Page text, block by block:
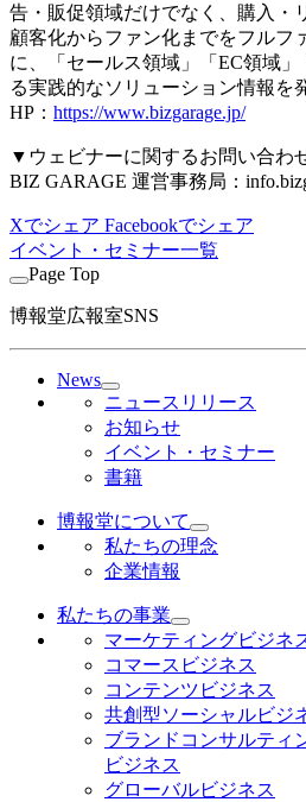
告・販促領域だけでなく、購入・
顧客化からファン化までをフルフ
に、「セールス領域」「EC領域
る実践的なソリューション情報を
HP： https://www.bizgarage.jp/
▼ウェビナーに関するお問い合わ
BIZ GARAGE 運営事務局：
Xでシェア Facebookでシェア
イベント・セミナー一覧
Page Top
博報堂広報室SNS
News
ニュースリリース
お知らせ
イベント・セミナー
書籍
博報堂について
私たちの理念
企業情報
私たちの事業
マーケティングビジネ
コマースビジネス
コンテンツビジネス
共創型ソーシャルビジ
ブランドコンサルティ
ビジネス
グローバルビジネス